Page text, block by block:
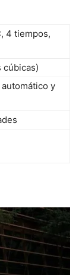
4 tiempos,
cúbicas)
y